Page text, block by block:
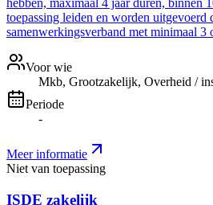
hebben, maximaal 4 jaar duren, binnen
toepassing leiden en worden uitgevoerd
samenwerkingsverband met minimaal 3
Voor wie
Mkb, Grootzakelijk, Overheid /
Periode
-
Meer informatie
Niet van toepassing
ISDE zakelijk